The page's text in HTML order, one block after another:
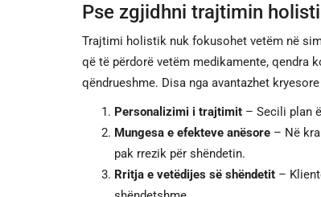
Pse zgjidhni trajtimin
Trajtimi holistik nuk fokusohet vetëm në
që të përdorë vetëm medikamente, qendra
qëndrueshme. Disa nga avantazhet
Personalizimi i trajtimit – Secili plan
Mungesa e efekteve anësore – Në
pak rrezik për shëndetin.
Rritja e vetëdijes së shëndetit –